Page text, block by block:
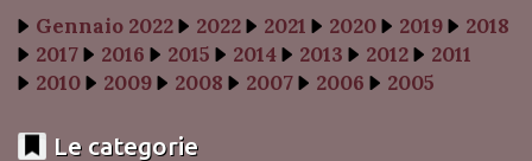
Gennaio 2022 2022 2021 2020 2019
2018
2017
2016 2015 2014 2013 2012
2011
2010
2009 2008 2007 2006 2005
Le categorie